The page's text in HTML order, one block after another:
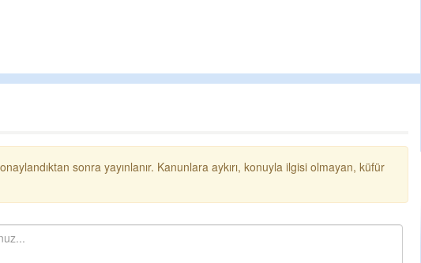
sonra yayınlanır. Kanunlara aykırı, konuyla ilgisi olmayan, küfür
Tebrikler başkanım ve yönetim kurulu, güzel
Halil Aydın
Birol Şahin ülke hizmetine çeyrek asır